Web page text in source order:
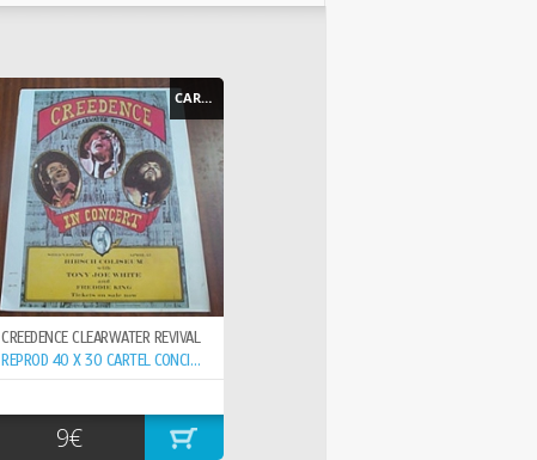
CARTEL - POSTER
CREEDENCE CLEARWATER REVIVAL
REPROD 40 X 30 CARTEL CONCIERTO 15-6- ,
9€